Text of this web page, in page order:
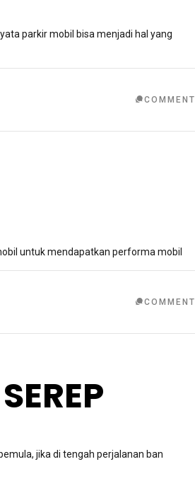
parkir mobil bisa menjadi hal yang
COMMENT
untuk mendapatkan performa mobil
COMMENT
jika di tengah perjalanan ban